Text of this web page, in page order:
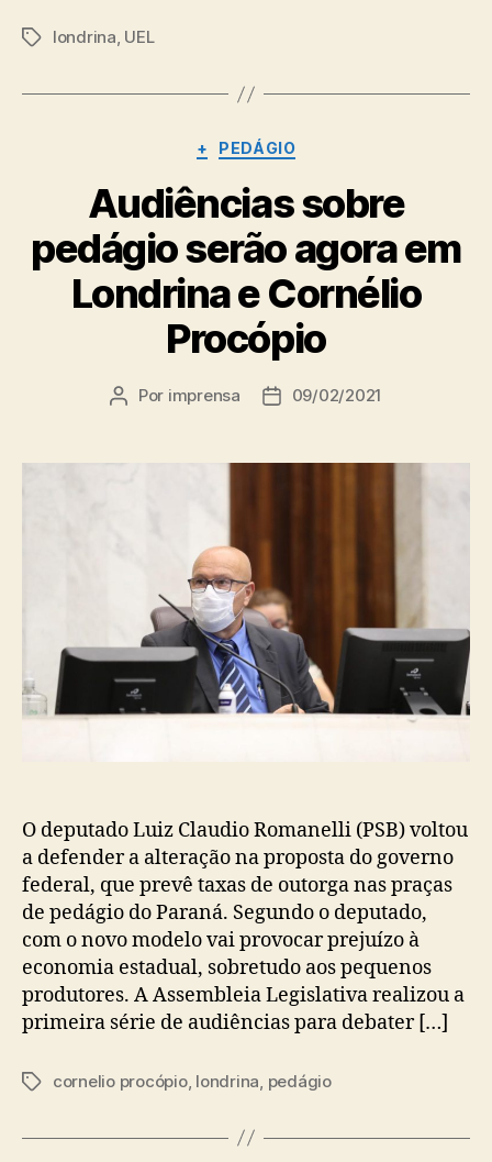
Tagslondrina, UEL
Categorias
+ PEDÁGIO
Audiências sobre
pedágio serão agora em
Londrina e Cornélio
Procópio
Autor
Por imprensa
Data09/02/2021
O deputado Luiz Claudio Romanelli (PSB) voltou
a defender a alteração na proposta do governo
federal, que prevê taxas de outorga nas praças
de pedágio do Paraná. Segundo o deputado,
com o novo modelo vai provocar prejuízo à
economia estadual, sobretudo aos pequenos
produtores. A Assembleia Legislativa realizou a
primeira série de audiências para debater […]
Tagscornelio procópio, londrina pedágio